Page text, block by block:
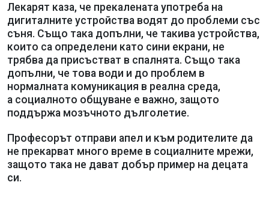
Лекарят каза, че прекалената употреба на
дигиталните устройства водят до проблеми със
съня. Също така допълни, че такива устройства,
които са определени като сини екрани, не
трябва да присъстват в спалнята. Също така
допълни, че това води и до проблем в
нормалната комуникация в реална среда,
а социалното общуване е важно, защото
поддържа мозъчното дълголетие.
Професорът отправи апел и към родителите да
не прекарват много време в социалните мрежи,
защото така не дават добър пример на децата
си.